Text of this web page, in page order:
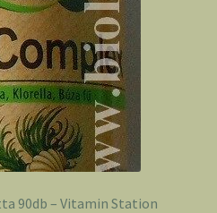
90db – Vitamin Station